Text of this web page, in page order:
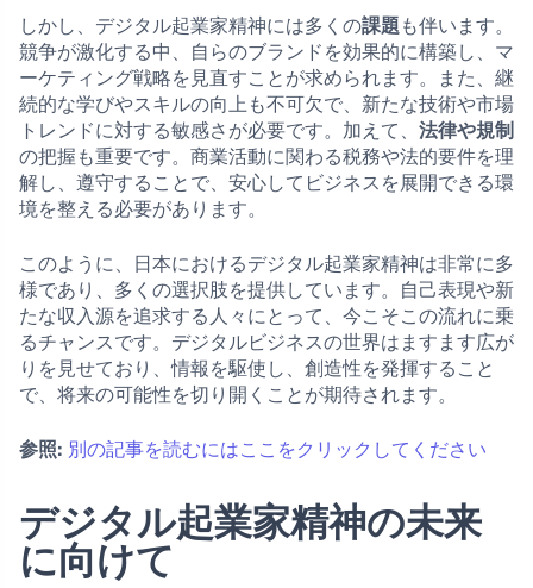
しかし、デジタル起業家精神には多くの課題 も伴います。
競争が激化する中、自らのブランドを効果的に構築し、マ
ーケティング戦略を見直すことが求められます。また、継
続的な学びやスキルの向上も不可欠で、新たな技術や市場
トレンドに対する敏感さが必要です。加えて、 法律や規制
の把握も重要です。商業活動に関わる税務や法的要件を理
解し、遵守することで、安心してビジネスを展開できる環
境を整える必要があります。
このように、日本におけるデジタル起業家精神は非常に多
様であり、多くの選択肢を提供しています。自己表現や新
たな収入源を追求する人々にとって、今こそこの流れに乗
るチャンスです。デジタルビジネスの世界はますます広が
りを見せており、情報を駆使し、創造性を発揮すること
で、将来の可能性を切り開くことが期待されます。
参照: 別の記事を読むにはここをクリックしてください
デジタル起業家精神の未来
に向けて